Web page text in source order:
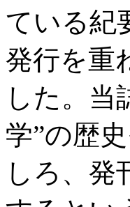
ている紀
発行を重
した。当
学”の歴
しろ、発